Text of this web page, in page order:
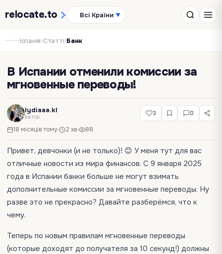
relocate.to Всі Країни ▼
Іспанія›Статті›Банк
В Испании отменили комиссии за
мгновенные переводы!
lydiaaa.kl
автор
18 місяців тому 2 хв 88
3 0
Привет, девчонки (и не только)! 😊 У меня тут для вас
отличные новости из мира финансов. С 9 января 2025
года в Испании банки больше не могут взимать
дополнительные комиссии за мгновенные переводы. Ну
разве это не прекрасно? Давайте разберёмся, что к
чему.
Теперь по новым правилам мгновенные переводы
(которые доходят до получателя за 10 секунд!) должны